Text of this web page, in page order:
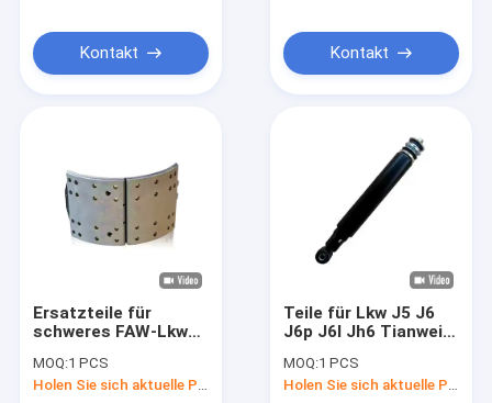
Kontakt Kontakt
Ersatzteile für
schweres FAW-Lkw
Bremsbeläge
Originalfabrik zum
MOQ:1 PCS
Teile für Lkw J5 J6
J6p J6l Jh6 Tianwei
Xindawei Lkw
Vorstoßdämpfer
MOQ:1 PCS